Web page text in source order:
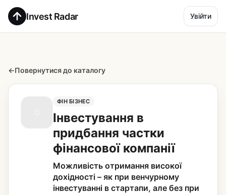
Invest Radar Увійти
←Повернутися до каталогу
ФІН БІЗНЕС
Інвестування в
придбання частки
фінансової компанії
Можливість отримання високої
дохідності – як при венчурному
інвестуванні в стартапи, але без при